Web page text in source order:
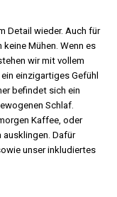
Detail wieder. Auch für
Mühen. Wenn es
wir mit vollem
einzigartiges Gefühl
befindet sich ein
Schlaf.
Kaffee, oder
ausklingen. Dafür
unser inkludiertes